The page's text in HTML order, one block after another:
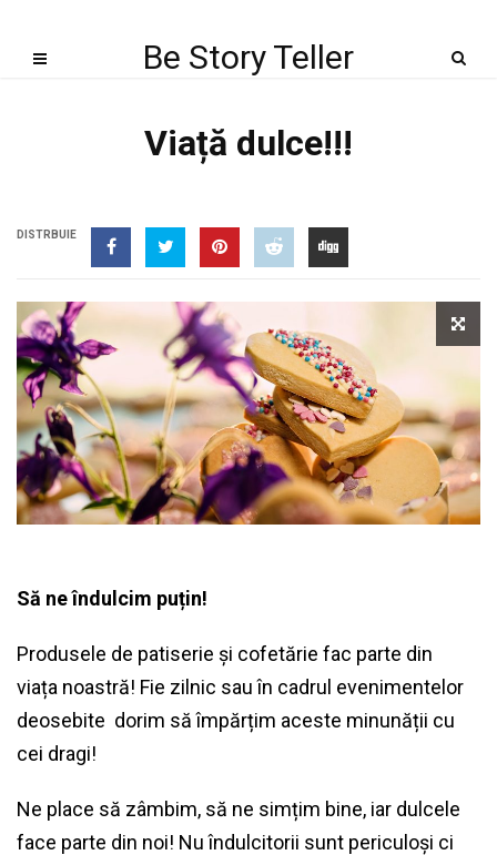
Be Story Teller
Viață dulce!!!
DISTRBUIE
Să ne îndulcim puțin!
Produsele de patiserie și cofetărie fac parte din
viața noastră! Fie zilnic sau în cadrul evenimentelor
deosebite dorim să împărțim aceste minunății cu
cei dragi!
Ne place să zâmbim, să ne simțim bine, iar dulcele
face parte din noi! Nu îndulcitorii sunt periculoși ci